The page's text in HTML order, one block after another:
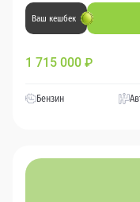
Ваш кешбек
1 715 000 ₽
Бензин